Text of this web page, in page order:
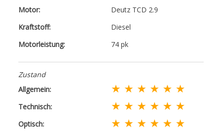
Motor:
Deutz TCD 2.9
Kraftstoff:
Diesel
Motorleistung:
74 pk
Zustand
Allgemein:
★ ★ ★ ★ ★ ★
Technisch: ★ ★ ★ ★ ★ ★
Optisch: ★ ★ ★ ★ ★ ★